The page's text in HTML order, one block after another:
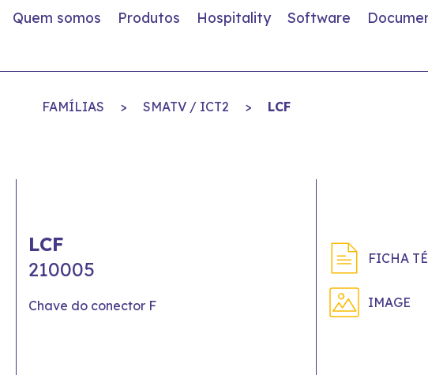
Quem somos Produtos Hospitality Software
FAMÍLIAS > SMATV / ICT2 > LCF
LCF
210005
Chave do conector F
FICHA
IMAGE